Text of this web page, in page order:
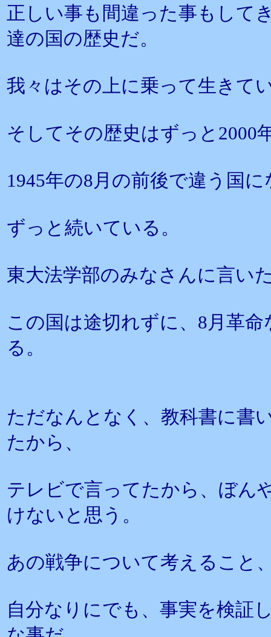
正しい事も間違った事もして
達の国の歴史だ。
我々はその上に乗って生きて
そしてその歴史はずっと2000
1945年の8月の前後で違う国
ずっと続いている。
東大法学部のみなさんに言い
この国は途切れずに、8月革
る。
ただなんとなく、教科書に書
たから、
テレビで言ってたから、ぼん
けないと思う。
あの戦争について考えること
自分なりにでも、事実を検証